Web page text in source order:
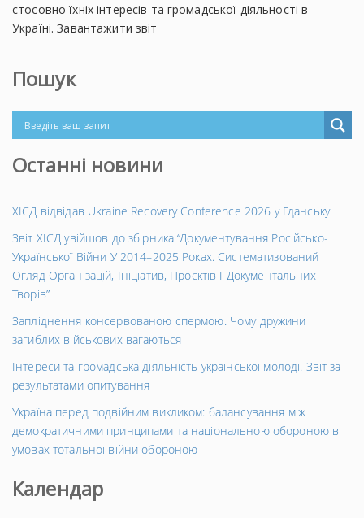
стосовно їхніх інтересів та громадської діяльності в
Україні. Завантажити звіт
Пошук
Останні новини
ХІСД відвідав Ukraine Recovery Conference 2026 у Гданську
Звіт ХІСД увійшов до збірника “Документування Російсько-
Української Війни У 2014–2025 Роках. Систематизований
Огляд Організацій, Ініціатив, Проєктів І Документальних
Творів”
Запліднення консервованою спермою. Чому дружини
загиблих військових вагаються
Інтереси та громадська діяльність української молоді. Звіт за
результатами опитування
Україна перед подвійним викликом: балансування між
демократичними принципами та національною обороною в
умовах тотальної війни обороною
Календар